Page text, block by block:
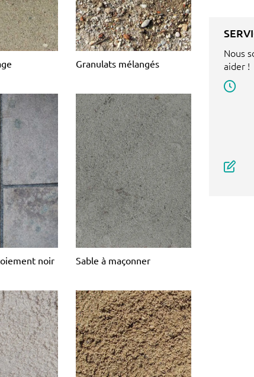
Granulats mélangés
noir Sable à maçonner
Nous
aider !